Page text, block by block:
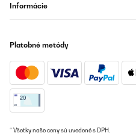
Informácie
Platobné metódy
* Všetky naše ceny sú uvedené s DPH.